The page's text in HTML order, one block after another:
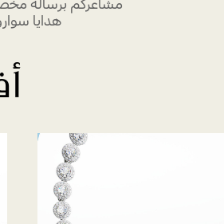
هدايا